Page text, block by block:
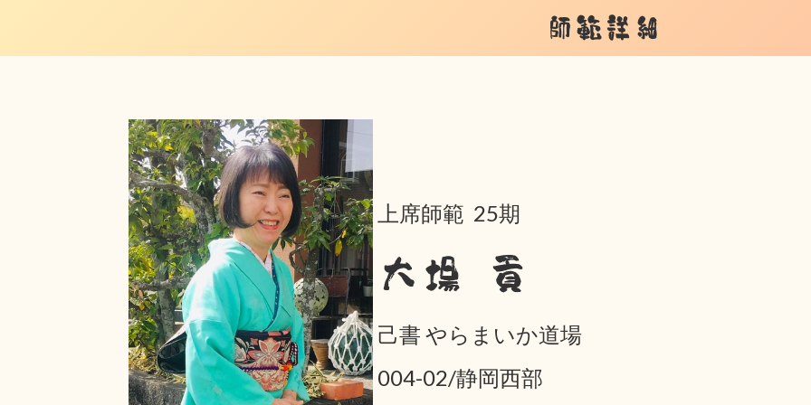
師範詳細
上席師範 25期
大場 貢
己書 やらまいか道場
004-02/静岡西部